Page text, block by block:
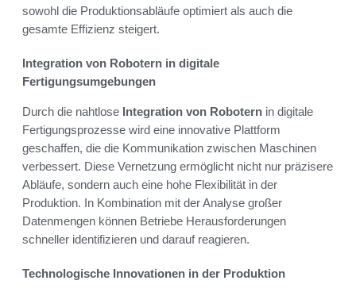
sowohl die Produktionsabläufe optimiert als auch die
gesamte Effizienz steigert.
Integration von Robotern in digitale
Fertigungsumgebungen
Durch die nahtlose Integration von Robotern in digitale
Fertigungsprozesse wird eine innovative Plattform
geschaffen, die die Kommunikation zwischen Maschinen
verbessert. Diese Vernetzung ermöglicht nicht nur präzisere
Abläufe, sondern auch eine hohe Flexibilität in der
Produktion. In Kombination mit der Analyse großer
Datenmengen können Betriebe Herausforderungen
schneller identifizieren und darauf reagieren.
Technologische Innovationen in der Produktion